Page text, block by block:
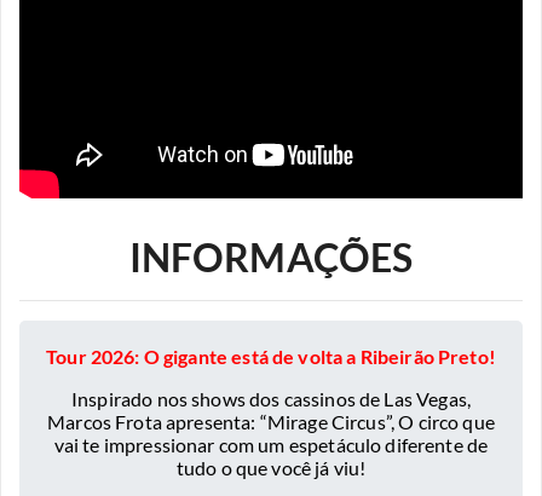
INFORMAÇÕES
Tour 2026: O gigante está de volta a Ribeirão Preto!
Inspirado nos shows dos cassinos de Las Vegas,
Marcos Frota apresenta: “Mirage Circus”, O circo que
vai te impressionar com um espetáculo diferente de
tudo o que você já viu!